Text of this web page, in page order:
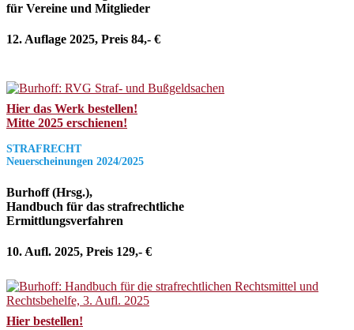
für Vereine und Mitglieder
12. Auflage 2025, Preis 84,- €
Hier das Werk bestellen!
Mitte 2025 erschienen!
STRAFRECHT
Neuerscheinungen 2024/2025
Burhoff (Hrsg.),
Handbuch für das strafrechtliche
Ermittlungsverfahren
10. Aufl. 2025, Preis 129,- €
Hier bestellen!